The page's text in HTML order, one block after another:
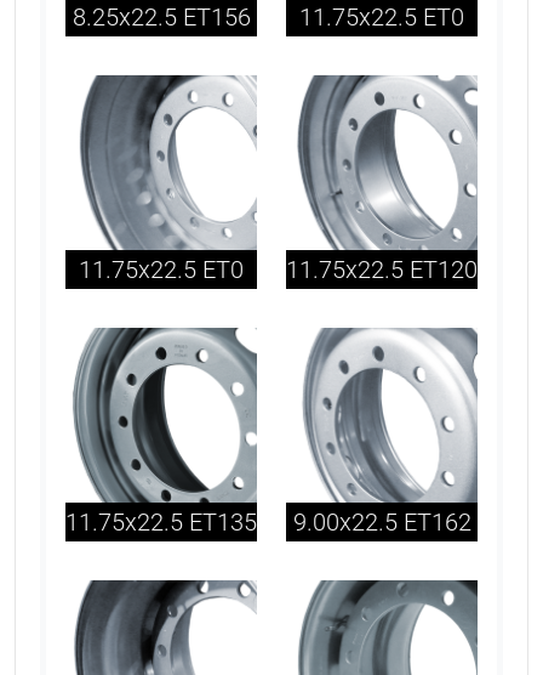
8.25x22.5 ET156 11.75x22.5 ET0
11.75x22.5 ET0 11.75x22.5 ET120
11.75x22.5 ET135 9.00x22.5 ET162